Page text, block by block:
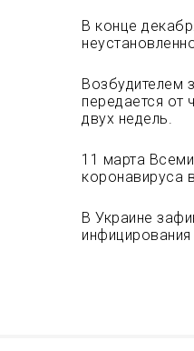
В конце
Возбудителем
передается от
двух недель.
11 марта
коронавируса
В Украине